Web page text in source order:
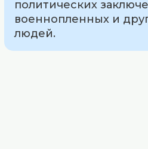
политических
военнопленных и
людей.